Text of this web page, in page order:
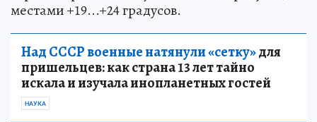
местами +19...+24 градусов.
Над СССР военные натянули «сетку»для
пришельцев: как страна 13 лет тайно
искала и изучала инопланетных гостей
НАУКА